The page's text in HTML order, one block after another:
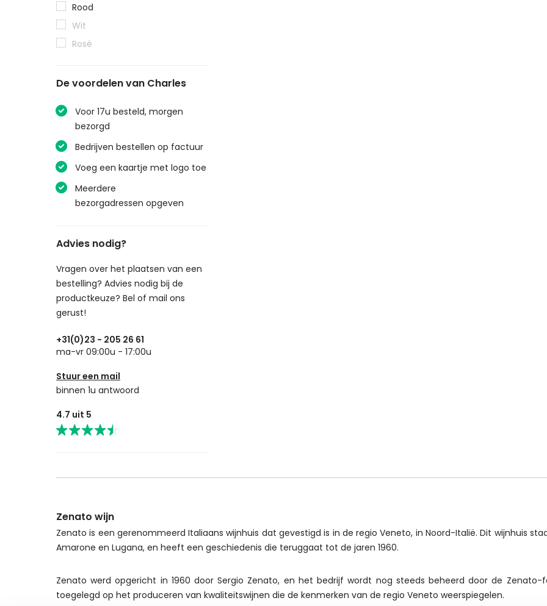
Les Parcelles
Domaine Du Vieux Lazaret
Zenato
Vite Colte
William Fevre
Quinta de Cabriz
Opus One Winery
Eò
Sibiliana
The Fishwives Club
Rood
Wit
Rosé
De voordelen van Charles
Voor 17u besteld, morgen
bezorgd
Bedrijven bestellen op factuur
Voeg een kaartje met logo toe
Meerdere
bezorgadressen opgeven
Advies nodig?
Vragen over het plaatsen van een
bestelling? Advies nodig bij de
productkeuze? Bel of mail ons
gerust!
+31(0)23 - 205 26 61
ma-vr 09:00u - 17:00u
Stuur een mail
binnen 1u antwoord
4.7 uit 5
Zenato wijn
Zenato is een gerenommeerd Italiaans wijnhuis dat gevestigd is in de regio Veneto, in Noord-Italië. Dit wijnhuis
Amarone en Lugana, en heeft een geschiedenis die teruggaat tot de jaren 1960.
Zenato werd opgericht in 1960 door Sergio Zenato, en het bedrijf wordt nog steeds beheerd door de
toegelegd op het produceren van kwaliteitswijnen die de kenmerken van de regio Veneto weerspiegelen.